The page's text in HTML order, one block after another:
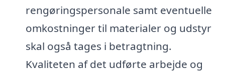
rengøringspersonale samt eventuelle
omkostninger til materialer og udstyr
skal også tages i betragtning.
Kvaliteten af det udførte arbejde og